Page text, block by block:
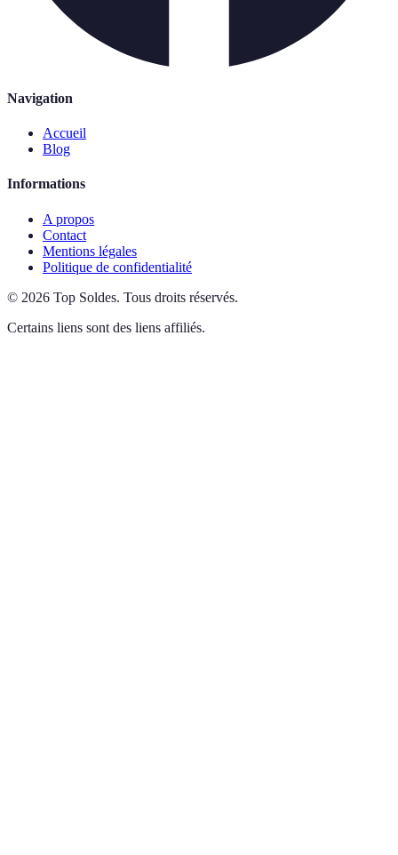
Navigation
Accueil
Blog
Informations
A propos
Contact
Mentions légales
Politique de confidentialité
© 2026 Top Soldes. Tous droits réservés.
Certains liens sont des liens affiliés.